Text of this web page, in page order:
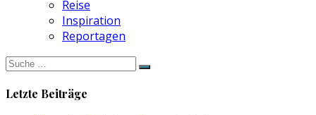
Reise
Inspiration
Reportagen
Suche
nach:
Letzte Beiträge